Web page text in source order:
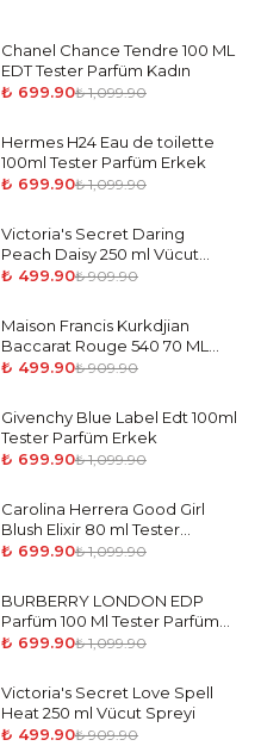
-36%
Chanel Chance Tendre 100 ML
EDT Tester Parfüm Kadın
₺ 699.90₺ 1,099.90
-36%
Hermes H24 Eau de toilette
100ml Tester Parfüm Erkek
₺ 699.90₺ 1,099.90
-45%
Victoria's Secret Daring
Peach Daisy 250 ml Vücut
Spreyi
₺ 499.90₺ 909.90
-45%
Maison Francis Kurkdjian
Baccarat Rouge 540 70 ML
Vücut Losyonu
₺ 499.90₺ 909.90
-36%
Givenchy Blue Label Edt 100ml
Tester Parfüm Erkek
₺ 699.90₺ 1,099.90
-36%
Carolina Herrera Good Girl
Blush Elixir 80 ml Tester
Parfüm Kadın
₺ 699.90₺ 1,099.90
-36%
BURBERRY LONDON EDP
Parfüm 100 Ml Tester Parfüm
Kadın
₺ 699.90₺ 1,099.90
-45%
Victoria's Secret Love Spell
Heat 250 ml Vücut Spreyi
₺ 499.90₺ 909.90